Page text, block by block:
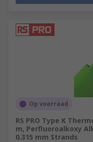
Op voorraad
RS PRO Type K
m, Perfluoroalkoxy
0.315 mm Strands